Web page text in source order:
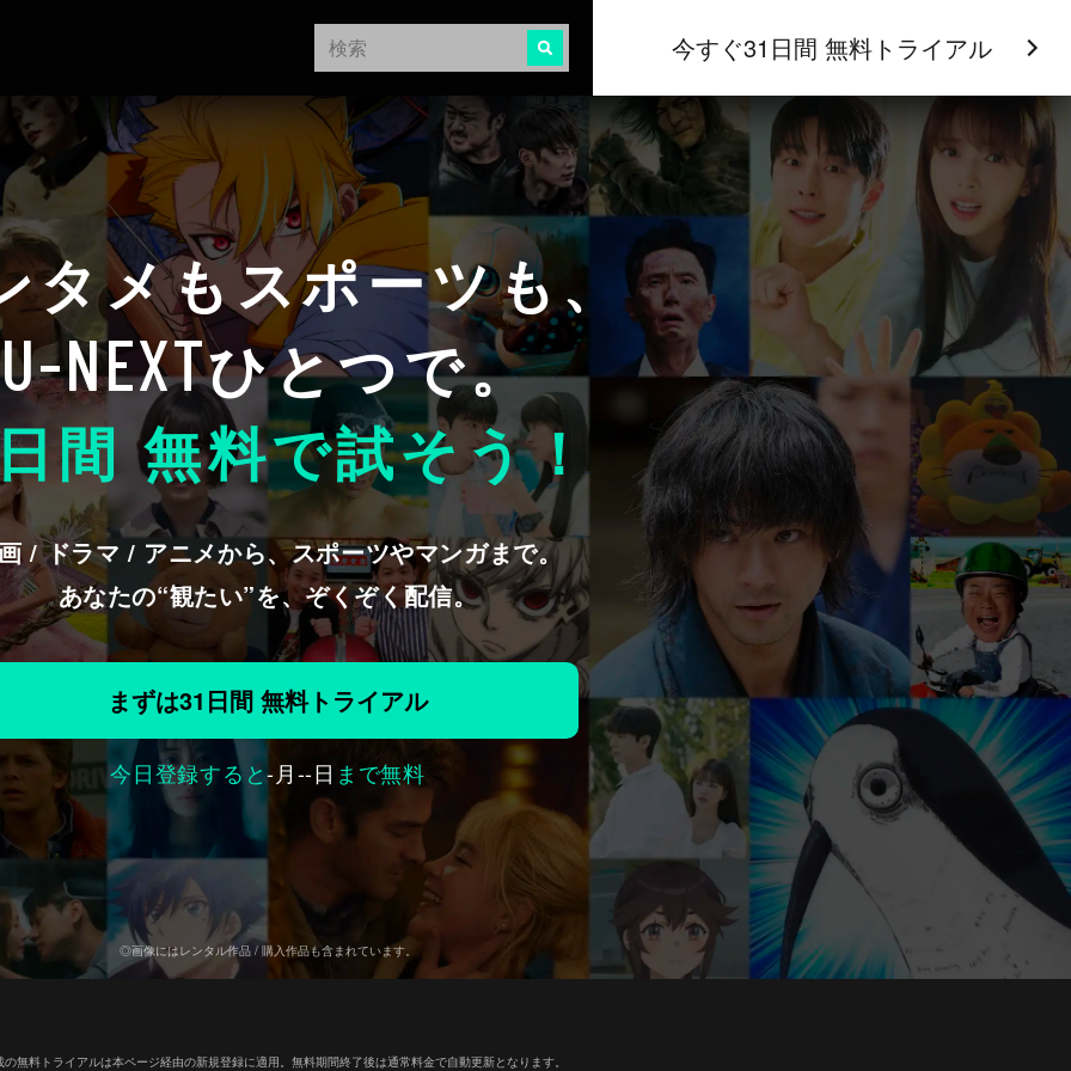
今すぐ31日間 無料トライアル
タメもスポーツも、
U-NEXTひとつで。
間 無料で試そう！
/ ドラマ / アニメから、スポーツやマンガまで。
あなたの“観たい”を、ぞくぞく配信。
まずは31日間 無料トライアル
今日登録すると-月--日 まで無料
◎画像にはレンタル作品 / 購入作品も含まれています。
無料トライアルは本ページ経由の新規登録に適用。無料期間終了後は通常料金で自動更新となります。